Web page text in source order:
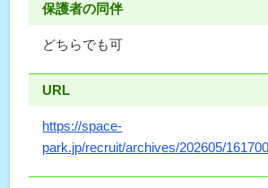
保護者の同伴
どちらでも可
URL
https://space-
park.jp/recruit/archives/202605/